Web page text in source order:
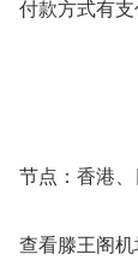
付款方式有支
节点：香港、
查看滕王阁